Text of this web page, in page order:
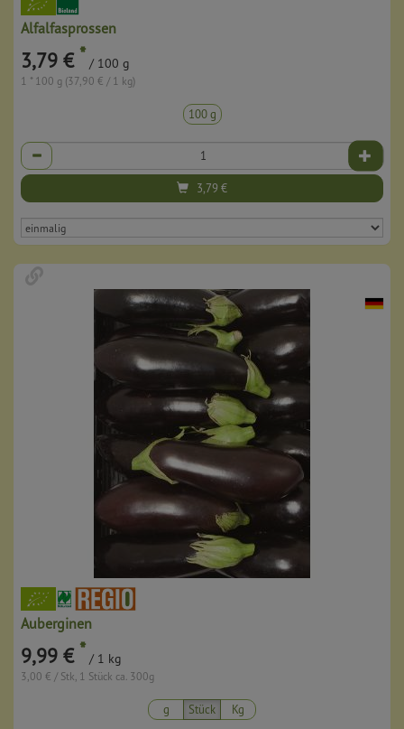
Alfalfasprossen
3,79 € * / 100 g
1 * 100 g (37,90 € / 1 kg)
100 g
Anzahl
3,79€
Auberginen
9,99 € * / 1 kg
3,00 € / Stk, 1 Stück ca. 300g
g Stück Kg